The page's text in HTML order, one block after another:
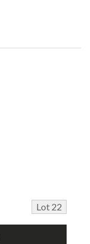
Lot 22